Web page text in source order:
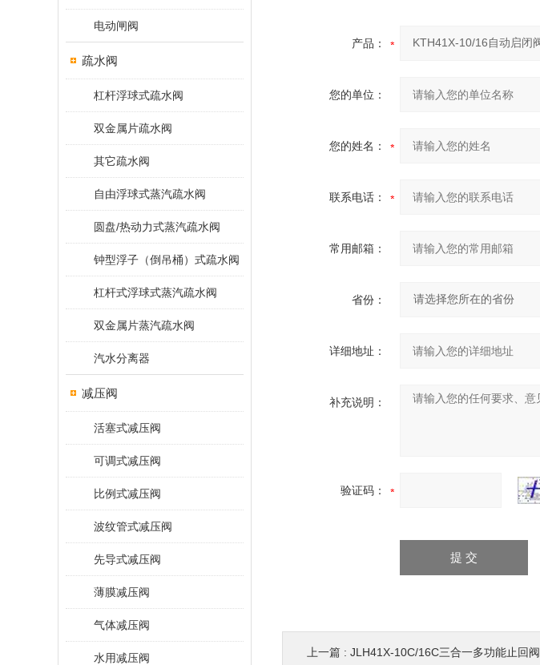
电动闸阀
疏水阀
杠杆浮球式疏水阀
双金属片疏水阀
其它疏水阀
自由浮球式蒸汽疏水阀
圆盘/热动力式蒸汽疏水阀
钟型浮子（倒吊桶）式疏水阀
杠杆式浮球式蒸汽疏水阀
双金属片蒸汽疏水阀
汽水分离器
减压阀
活塞式减压阀
可调式减压阀
比例式减压阀
波纹管式减压阀
先导式减压阀
薄膜减压阀
气体减压阀
水用减压阀
产品：
您的单位：
您的姓名：
联系电话：
常用邮箱：
省份：
详细地址：
补充说明：
验证码：
上一篇 : JLH41X-10C/16C三合一多功能止回阀